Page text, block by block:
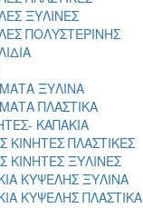
ΞΥΛΙΝΕΣ
ΠΟΛΥΣΤΕΡΙΝΗΣ
ΞΥΛΙΝΑ
ΠΛΑΣΤΙΚΑ
ΚΑΠΑΚΙΑ
ΚΙΝΗΤΕΣ ΠΛΑΣΤΙΚΕΣ
ΚΙΝΗΤΕΣ ΞΥΛΙΝΕΣ
ΚΥΨΕΛΗΣ ΞΥΛΙΝΑ
ΚΥΨΕΛΗΣ ΠΛΑΣΤΙΚΑ